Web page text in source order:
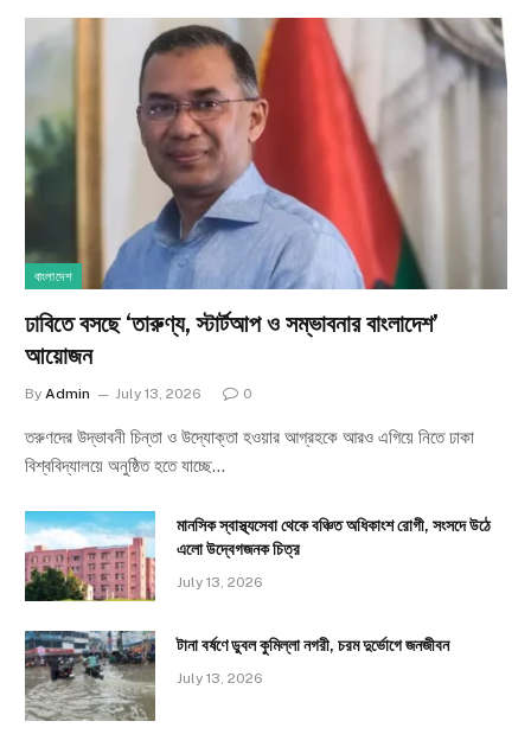
বাংলাদেশ
ঢাবিতে বসছে ‘তারুণ্য, স্টার্টআপ ও সম্ভাবনার বাংলাদেশ’
আয়োজন
By Admin July 13, 2026 0
তরুণদের উদ্ভাবনী চিন্তা ও উদ্যোক্তা হওয়ার আগ্রহকে আরও এগিয়ে নিতে ঢাকা
বিশ্ববিদ্যালয়ে অনুষ্ঠিত হতে যাচ্ছে…
মানসিক স্বাস্থ্যসেবা থেকে বঞ্চিত অধিকাংশ রোগী, সংসদে উঠে
এলো উদ্বেগজনক চিত্র
July 13, 2026
টানা বর্ষণে ডুবল কুমিল্লা নগরী, চরম দুর্ভোগে জনজীবন
July 13, 2026